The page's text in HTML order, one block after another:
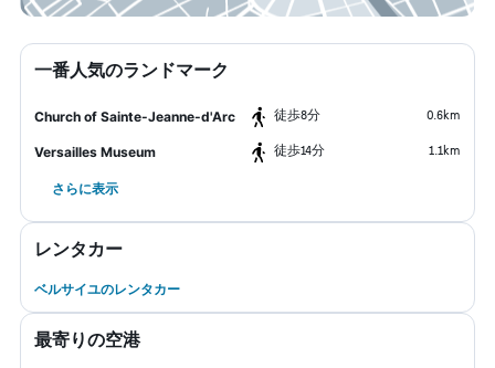
一番人気のランドマーク
Church of Sainte-Jeanne-d'Arc ​徒歩8分 0.6km
Versailles Museum ​徒歩14分 1.1km
さらに表示
レンタカー
ベルサイユのレンタカー
最寄りの空港